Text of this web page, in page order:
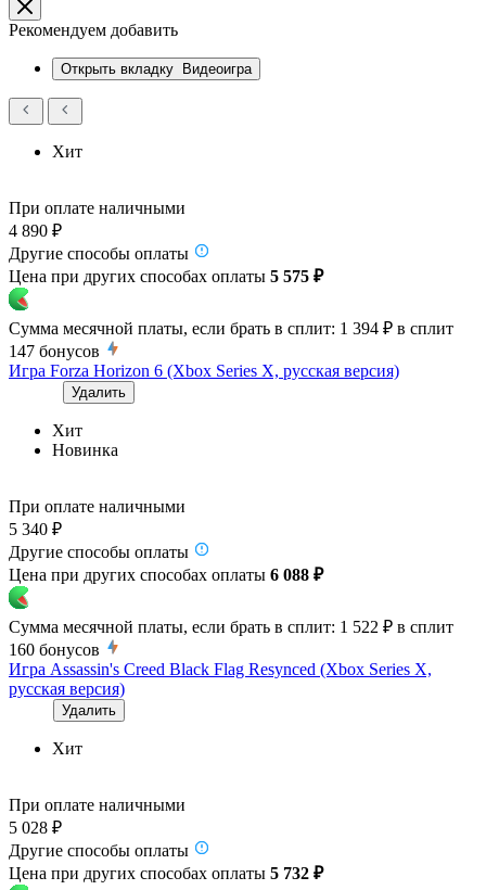
Рекомендуем добавить
Открыть вкладку Видеоигра
Хит
При оплате наличными
4 890 ₽
Другие способы оплаты
Цена при других способах оплаты 5 575 ₽
Сумма месячной платы, если брать в сплит: 1 394 ₽ в сплит
147 бонусов
Игра Forza Horizon 6 (Xbox Series X, русская версия)
Удалить
Хит
Новинка
При оплате наличными
5 340 ₽
Другие способы оплаты
Цена при других способах оплаты 6 088 ₽
Сумма месячной платы, если брать в сплит: 1 522 ₽ в сплит
160 бонусов
Игра Assassin's Creed Black Flag Resynced (Xbox Series X,
русская версия)
Удалить
Хит
При оплате наличными
5 028 ₽
Другие способы оплаты
Цена при других способах оплаты 5 732 ₽